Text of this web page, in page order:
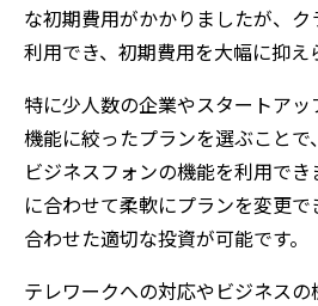
な初期費用がかかりましたが、
利用でき、初期費用を大幅に抑え
特に少人数の企業やスタートア
機能に絞ったプランを選ぶこと
ビジネスフォンの機能を利用で
に合わせて柔軟にプランを変更
合わせた適切な投資が可能です。
テレワークへの対応やビジネス